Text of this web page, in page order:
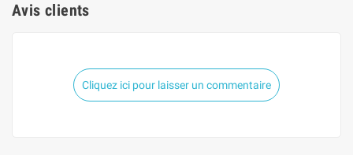
Avis clients
Cliquez ici pour laisser un commentaire